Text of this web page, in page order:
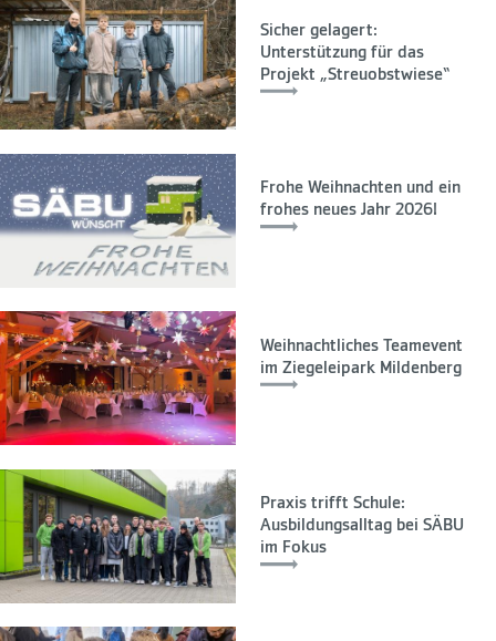
Sicher gelagert:
Unterstützung für das
Projekt „Streuobstwiese“
Frohe Weihnachten und ein
frohes neues Jahr 2026!
Weihnachtliches Teamevent
im Ziegeleipark Mildenberg
Praxis trifft Schule:
Ausbildungsalltag bei SÄBU
im Fokus